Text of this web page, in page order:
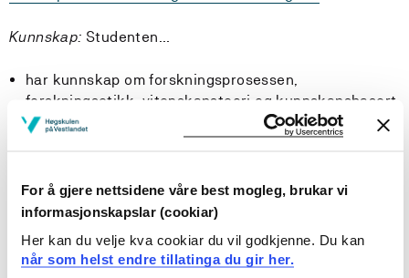
For å gjere nettsidene våre best mogleg, brukar vi
informasjonskapslar (cookiar)
Her kan du velje kva cookiar du vil godkjenne. Du kan
når som helst endre tillatinga du gir her.
Kunnskap: Studenten…
har kunnskap om forskningsprosessen,
forskningsetikk, vitenskapsteori og kunnskapsbasert
praksis som metode
har kunnskap om ulike forskningsmetodiske
gjøre rede for egen profesjons oppgaver og
ansvarsområder knyttet til fagutvikling og forskning i
har bred kunnskap om forskningsetiske
problemstillinger med vekt på informert samtykke,